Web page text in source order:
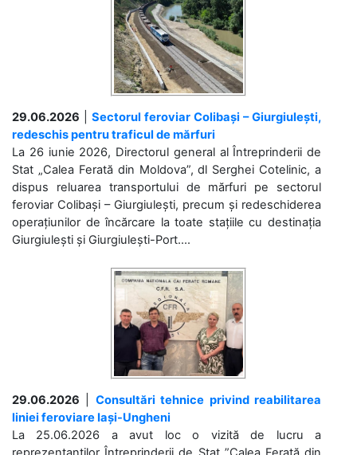
29.06.2026
Sectorul feroviar Colibași – Giurgiulești,
redeschis pentru traficul de mărfuri
La 26 iunie 2026, Directorul general al Întreprinderii de
Stat „Calea Ferată din Moldova”, dl Serghei Cotelinic, a
dispus reluarea transportului de mărfuri pe sectorul
feroviar Colibași – Giurgiulești, precum și redeschiderea
operațiunilor de încărcare la toate stațiile cu destinația
Giurgiulești și Giurgiulești-Port....
29.06.2026
Consultări tehnice privind reabilitarea
liniei feroviare Iași-Ungheni
La 25.06.2026 a avut loc o vizită de lucru a